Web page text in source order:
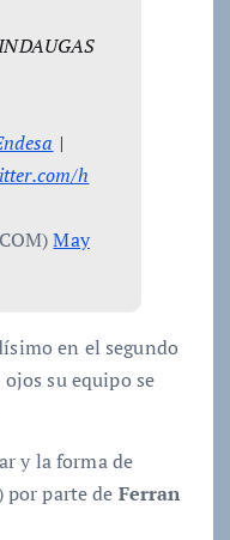
|
h
May
en el segundo
su equipo se
y la forma de
por parte de Ferran